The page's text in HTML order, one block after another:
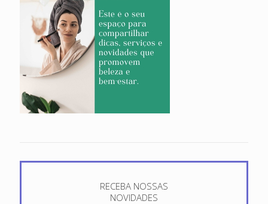
RECEBA NOSSAS
NOVIDADES